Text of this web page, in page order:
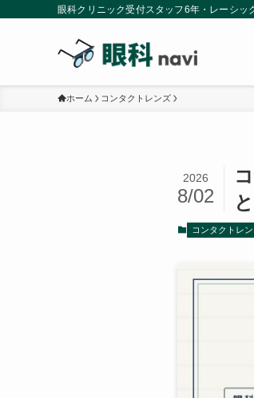
眼科クリニック受付スタッフ6年・レーシッ
ホーム コンタクトレンズ
2026
8/02
コンタクトレ